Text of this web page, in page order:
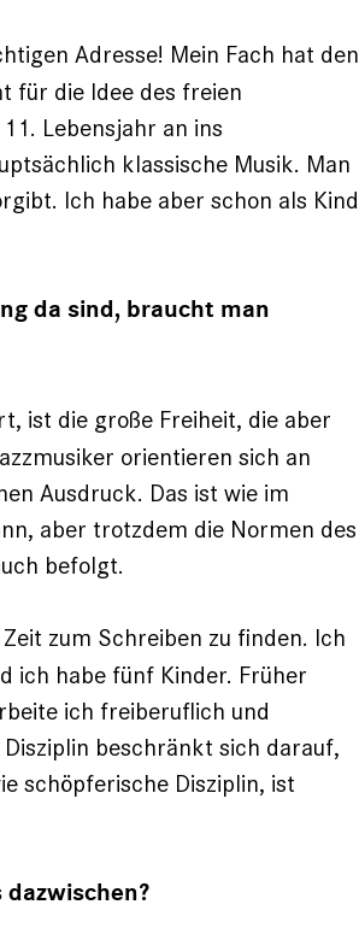
Adresse! Mein Fach hat den
für die Idee des freien
Lebensjahr an ins
klassische Musik. Man
Ich habe aber schon als Kind
da sind, braucht man
ist die große Freiheit, die aber
orientieren sich an
Ausdruck. Das ist wie im
aber trotzdem die Normen des
befolgt.
zum Schreiben zu finden. Ich
ich habe fünf Kinder. Früher
ich freiberuflich und
beschränkt sich darauf,
schöpferische Disziplin, ist